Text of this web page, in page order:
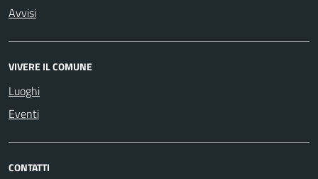
Avvisi
VIVERE IL COMUNE
Luoghi
Eventi
CONTATTI